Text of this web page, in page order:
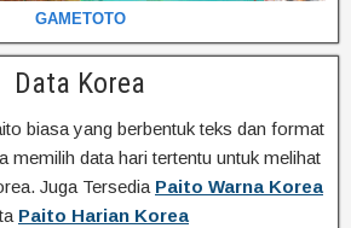
GAMETOTO
Data Korea
biasa yang berbentuk teks dan format
memilih data hari tertentu untuk melihat
Juga Tersedia Paito Warna Korea
Paito Harian Korea